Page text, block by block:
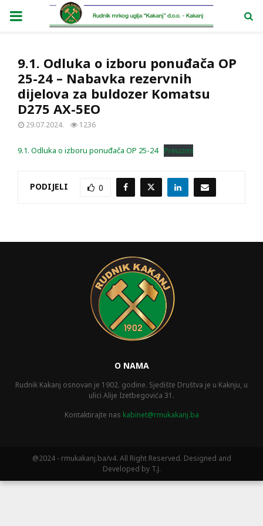
PRIMARY
9.1. Odluka o izboru ponuđača OP
25-24 – Nabavka rezervnih
dijelova za buldozer Komatsu
D275 AX-5EO
29.07.2024. 1236
9.1. Odluka o izboru ponuđača OP 25-24 Preuzmi
PODIJELI 0
O NAMA
Rudnik Kakanj osnovan je 1902. godine. Sjedište Društva je u Kaknju, u
ulici Alije Izetbegovića 31.
Kontaktirajte nas kabinet@rmukakanj.ba
@2024 - rmukakanj.ba/v4. All Right Reserved. Designed and
Developed by T.J.